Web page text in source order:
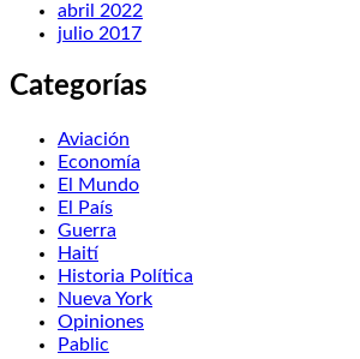
abril 2022
julio 2017
Categorías
Aviación
Economía
El Mundo
El País
Guerra
Haití
Historia Política
Nueva York
Opiniones
Pablic